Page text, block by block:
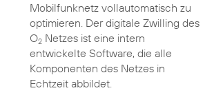
Mobilfunknetz vollautomatisch zu
optimieren. Der digitale Zwilling des
O2Netzes ist eine intern
entwickelte Software, die alle
Komponenten des Netzes in
Echtzeit abbildet.